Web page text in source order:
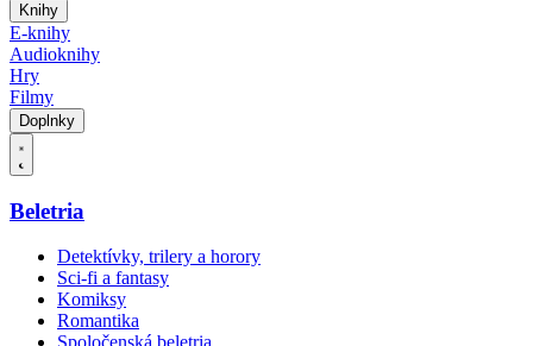
Knihy
E-knihy
Audioknihy
Hry
Filmy
Doplnky
Beletria
Detektívky, trilery a horory
Sci-fi a fantasy
Komiksy
Romantika